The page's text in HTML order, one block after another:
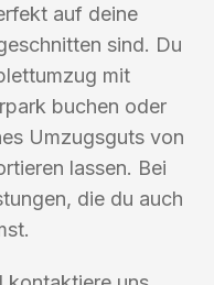
auf deine
sind. Du
mit
buchen oder
Umzugsguts von
lassen. Bei
die du auch